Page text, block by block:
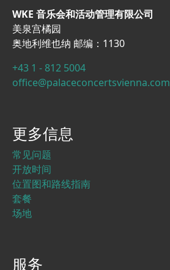
WKE 音乐会和活动管理有限公司
美泉宫橘园
奥地利维也纳 邮编：1130
+43 1 - 812 5004
office@palaceconcertsvienna.com
更多信息
常见问题
开放时间
位置图和路线指南
套餐
场地
服务